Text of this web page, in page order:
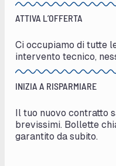
ATTIVA L’OFFERTA
Ci occupiamo di tutte
intervento tecnico,
INIZIA A RISPARMIARE
Il tuo nuovo contratto
brevissimi. Bollette
garantito da subito.